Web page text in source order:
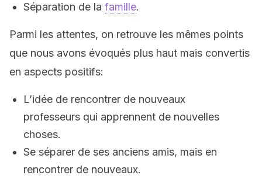
Séparation de la famille.
Parmi les attentes, on retrouve les mêmes points
que nous avons évoqués plus haut mais convertis
en aspects positifs:
L’idée de rencontrer de nouveaux
professeurs qui apprennent de nouvelles
choses.
Se séparer de ses anciens amis, mais en
rencontrer de nouveaux.